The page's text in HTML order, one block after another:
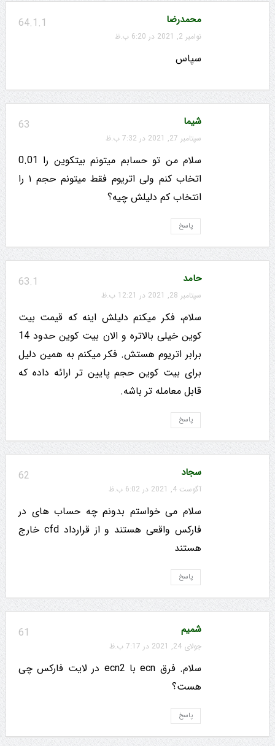
64.1.1 محمدرضا
نوامبر 2, 2021 در 6:20 ب.ظ
سپاس
63 شیما
سپتامبر 27, 2021 در 7:32 ب.ظ
سلام من تو حسابم میتونم بیتکوین را 0.01
اتخاب کنم ولی اتریوم فقط میتونم حجم ۱ را
انتخاب کم دلیلش چیه؟
پاسخ
63.1 حامد
سپتامبر 28, 2021 در 12:21 ب.ظ
سلام، فکر میکنم دلیلش اینه که قیمت بیت
کوین خیلی بالاتره و الان بیت کوین حدود 14
برابر اتریوم هستش. فکر میکنم به همین دلیل
برای بیت کوین حجم پایین تر ارائه داده که
قابل معامله تر باشه.
پاسخ
62 سجاد
آگوست 4, 2021 در 6:02 ب.ظ
سلام می خواستم بدونم چه حساب های در
فارکس واقعی هستند و از قرارداد cfd خارج
هستند
پاسخ
61 شمیم
جولای 24, 2021 در 7:17 ب.ظ
سلام. فرق ecn با ecn2 در لایت فارکس چی
هست؟
پاسخ